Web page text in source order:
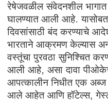
रेषेजवळील संवेदनशील भागात
घालण्यात आली आहे.
दिवसांसाठी बंद करण्याचे
भारताने आक्रमण केल्यास
वस्तूंचा पुरवठा सुनिश्चित
आली आहे, असा दावा
आपत्कालीन निधीत एक अब्ज
आले आहेत आणि हॉटेल्स,